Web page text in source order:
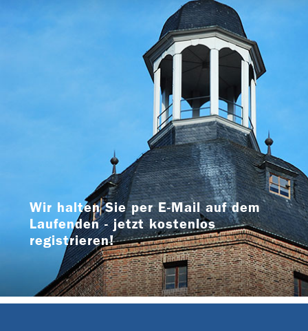
Wir halten Sie per E-Mail auf dem
Laufenden - jetzt kostenlos
registrieren!